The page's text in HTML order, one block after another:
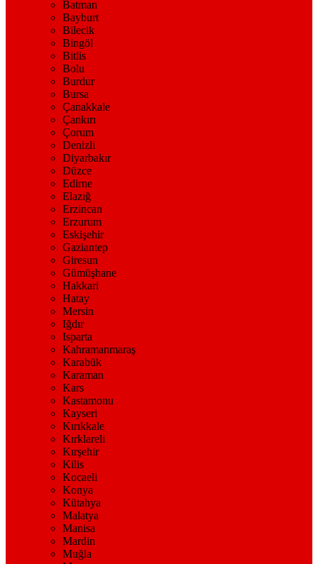
Batman
Bayburt
Bilecik
Bingöl
Bitlis
Bolu
Burdur
Bursa
Çanakkale
Çankırı
Çorum
Denizli
Diyarbakır
Düzce
Edirne
Elazığ
Erzincan
Erzurum
Eskişehir
Gaziantep
Giresun
Gümüşhane
Hakkari
Hatay
Mersin
Iğdır
Isparta
Kahramanmaraş
Karabük
Karaman
Kars
Kastamonu
Kayseri
Kırıkkale
Kırklareli
Kırşehir
Kilis
Kocaeli
Konya
Kütahya
Malatya
Manisa
Mardin
Muğla